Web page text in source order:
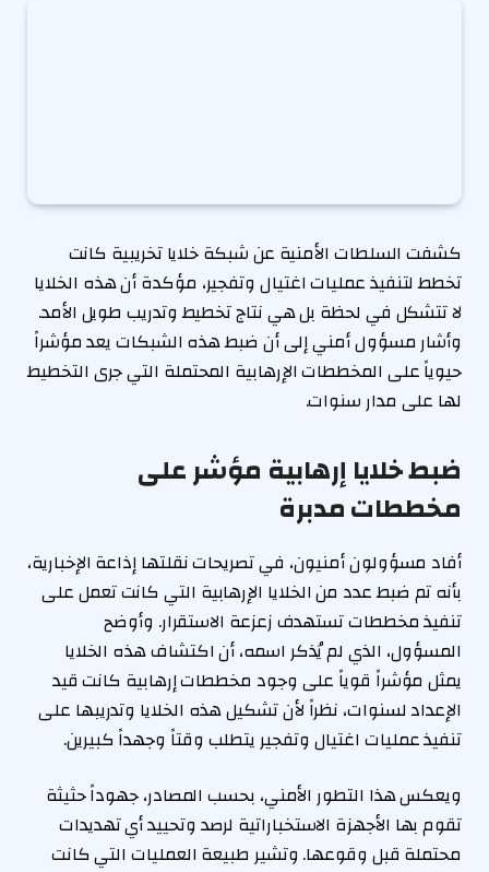
كشفت السلطات الأمنية عن شبكة خلايا تخريبية كانت
تخطط لتنفيذ عمليات اغتيال وتفجير، مؤكدة أن هذه الخلايا
لا تتشكل في لحظة بل هي نتاج تخطيط وتدريب طويل الأمد.
وأشار مسؤول أمني إلى أن ضبط هذه الشبكات يعد مؤشراً
حيوياً على المخططات الإرهابية المحتملة التي جرى التخطيط
لها على مدار سنوات.
ضبط خلايا إرهابية مؤشر على
مخططات مدبرة
أفاد مسؤولون أمنيون، في تصريحات نقلتها إذاعة الإخبارية،
بأنه تم ضبط عدد من الخلايا الإرهابية التي كانت تعمل على
تنفيذ مخططات تستهدف زعزعة الاستقرار. وأوضح
المسؤول، الذي لم يُذكر اسمه، أن اكتشاف هذه الخلايا
يمثل مؤشراً قوياً على وجود مخططات إرهابية كانت قيد
الإعداد لسنوات، نظراً لأن تشكيل هذه الخلايا وتدريبها على
تنفيذ عمليات اغتيال وتفجير يتطلب وقتاً وجهداً كبيرين.
ويعكس هذا التطور الأمني، بحسب المصادر، جهوداً حثيثة
تقوم بها الأجهزة الاستخباراتية لرصد وتحييد أي تهديدات
محتملة قبل وقوعها. وتشير طبيعة العمليات التي كانت